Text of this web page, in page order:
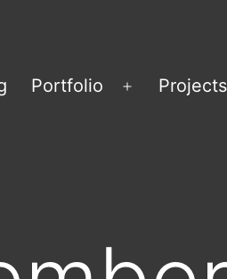
Portfolio
Menü
Projects